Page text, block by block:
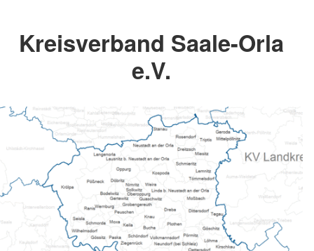
Kreisverband Saale-Orla
e.V.